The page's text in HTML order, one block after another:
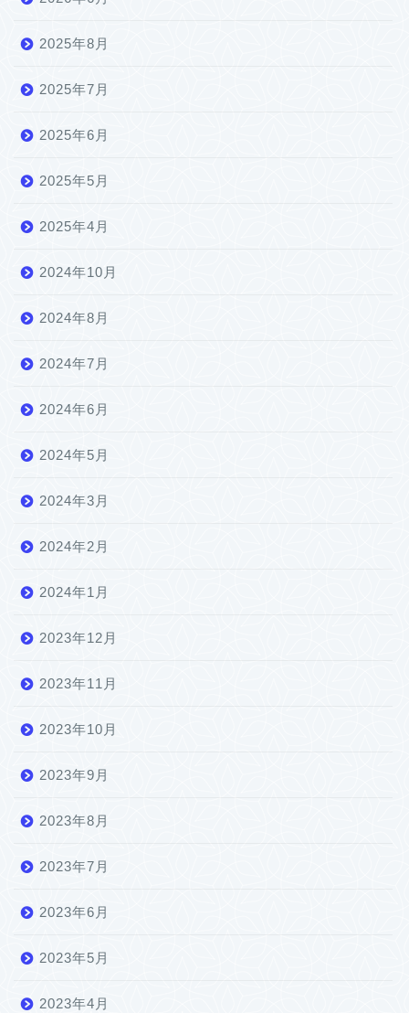
2025年8月
2025年7月
2025年6月
2025年5月
2025年4月
2024年10月
2024年8月
2024年7月
2024年6月
2024年5月
2024年3月
2024年2月
2024年1月
2023年12月
2023年11月
2023年10月
2023年9月
2023年8月
2023年7月
2023年6月
2023年5月
2023年4月